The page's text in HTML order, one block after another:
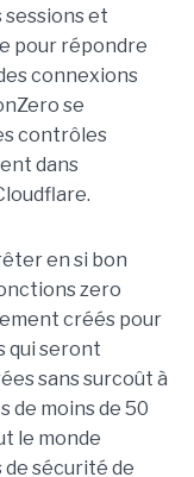
et
pour répondre
connexions
se
contrôles
dans
en si bon
zero
créés pour
qui seront
sans surcoût à
de moins de 50
le monde
sécurité de